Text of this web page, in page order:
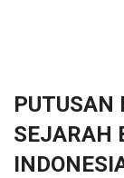
SEJARAH